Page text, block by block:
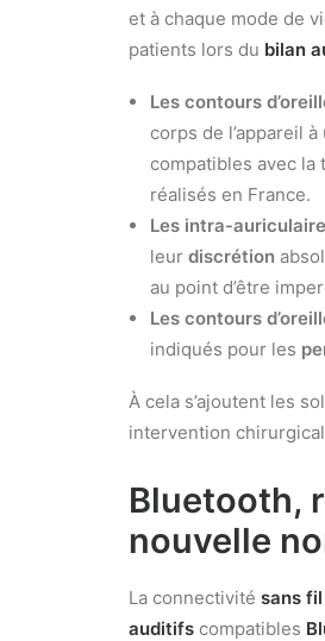
et à chaque mode de
patients lors du bilan
Les contours
corps de l’appareil à
compatibles avec la
réalisés en France.
Les intra-
leur discrétion
au point d’être
Les contours
indiqués pour les
À cela s’ajoutent les
intervention
Bluetooth,
nouvelle
La connectivité sans fil
auditifs compatibles